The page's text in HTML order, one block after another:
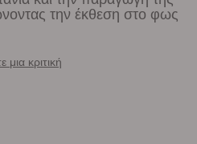
την έκθεση στο φως
μια κριτική